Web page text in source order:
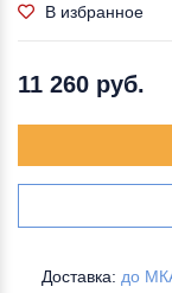
В избранное
11 260 руб.
Доставка: до